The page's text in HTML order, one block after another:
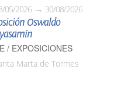
05/2026 30/08/2026
Oswaldo
/ EXPOSICIONES
Marta de Tormes